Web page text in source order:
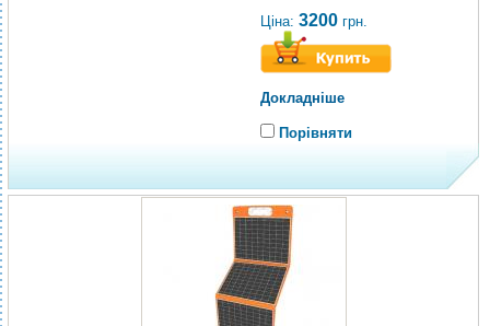
Ціна: 3200 грн.
Докладніше
Порівняти